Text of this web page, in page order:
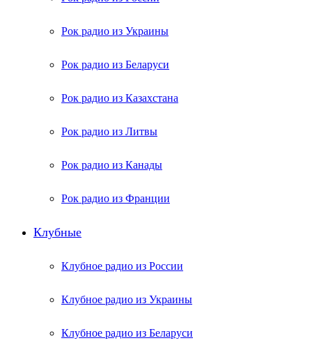
Рок радио из Украины
Рок радио из Беларуси
Рок радио из Казахстана
Рок радио из Литвы
Рок радио из Канады
Рок радио из Франции
Клубные
Клубное радио из России
Клубное радио из Украины
Клубное радио из Беларуси